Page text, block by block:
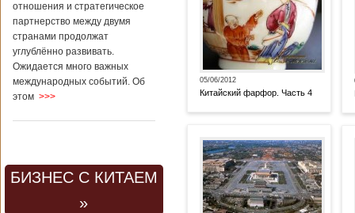
отношения и стратегическое
партнерство между двумя
странами продолжат
углублённо развивать.
Ожидается много важных
международных событий. Об
этом >>>
БИЗНЕС С КИТАЕМ
»
05/06/2012
Китайский фарфор. Часть 4